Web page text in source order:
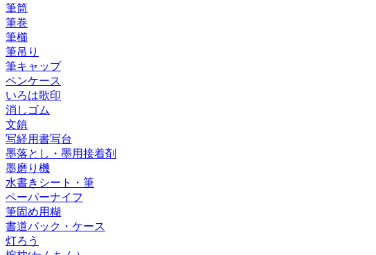
筆筒
筆巻
筆櫛
筆吊り
筆キャップ
ペンケース
いろは歌印
消しゴム
文鎮
写経用書写台
墨落とし・墨用接着剤
墨磨り機
水書きシート・筆
ペーパーナイフ
筆固め用糊
書道バック・ケース
灯ろう